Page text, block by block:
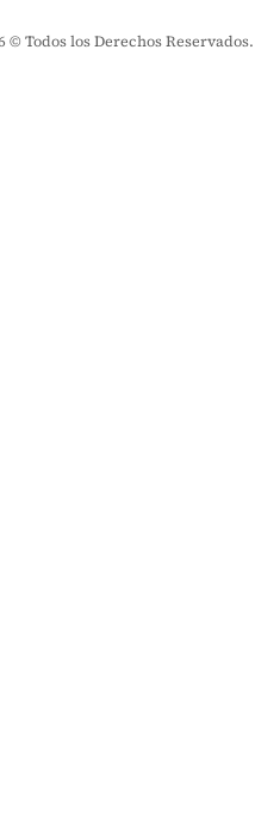
© Todos los Derechos